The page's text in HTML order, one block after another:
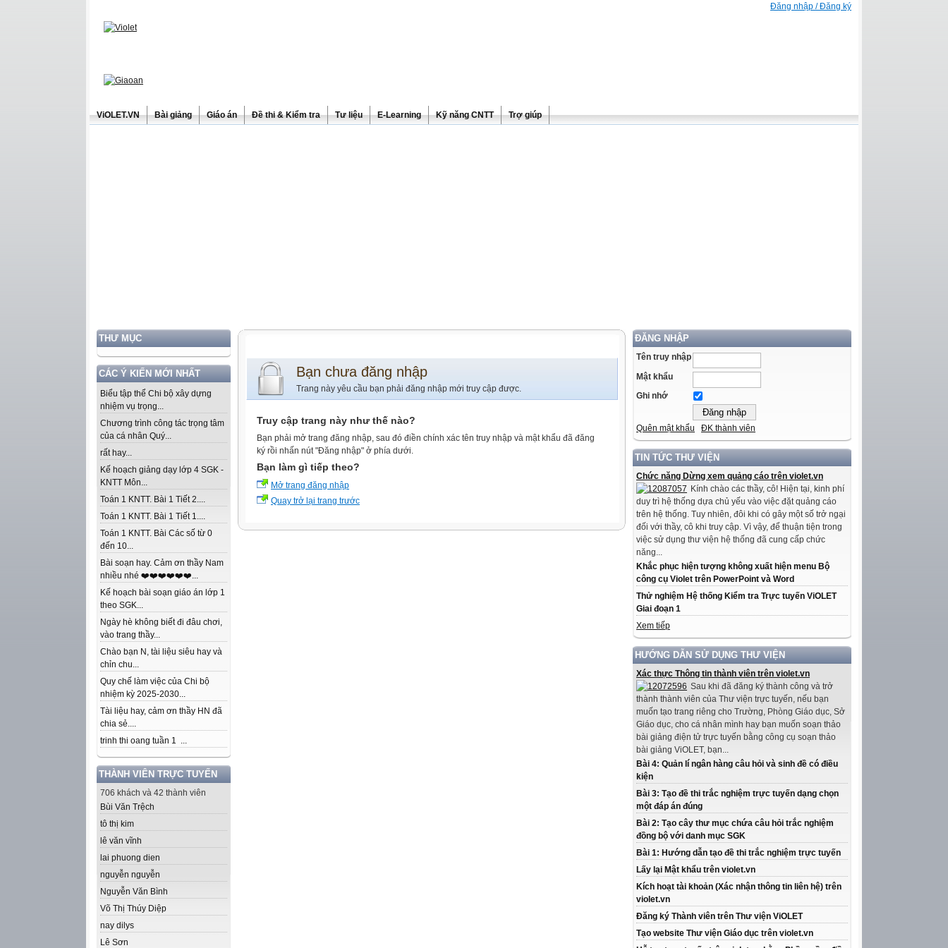
Đăng nhập / Đăng ký
ViOLET.VN Bài giảng Giáo án Đề thi & Kiểm tra Tư liệu E-Learning Kỹ năng CNTT Trợ giúp
THƯ MỤC
CÁC Ý KIẾN MỚI NHẤT
Biểu tập thể Chi bộ xây dựng
nhiệm vụ trọng...
Chương trình công tác trọng tâm
của cá nhân Quý...
rất hay...
Kế hoạch giảng dạy lớp 4 SGK -
KNTT Môn...
Toán 1 KNTT. Bài 1 Tiết 2....
Toán 1 KNTT. Bài 1 Tiết 1....
Toán 1 KNTT. Bài Các số từ 0
đến 10...
Bài soạn hay. Cảm ơn thầy Nam
nhiều nhé ❤️❤️❤️❤️❤️❤️...
Kế hoạch bài soạn giáo án lớp 1
theo SGK...
Ngày hè không biết đi đâu chơi,
vào trang thầy...
Chào bạn N, tài liệu siêu hay và
chỉn chu...
Quy chế làm việc của Chi bộ
nhiệm kỳ 2025-2030...
Tài liệu hay, cảm ơn thầy HN đã
chia sẻ....
trinh thi oang tuần 1 ...
THÀNH VIÊN TRỰC TUYẾN
706 khách và 42 thành viên
Bùi Văn Trệch
tô thị kim
lê văn vĩnh
lai phuong dien
nguyễn nguyễn
Nguyễn Văn Bình
Võ Thị Thúy Diệp
nay dilys
Lê Sơn
ĐĂNG NHẬP
Tên truy nhập
Mật khẩu
Ghi nhớ
Quên mật khẩu ĐK thành viên
TIN TỨC THƯ VIỆN
Chức năng Dừng xem quảng cáo trên violet.vn
Kính chào các thầy, cô! Hiện tại, kinh phí
duy trì hệ thống dựa chủ yếu vào việc đặt quảng cáo
trên hệ thống. Tuy nhiên, đôi khi có gây một số trở ngại
đối với thầy, cô khi truy cập. Vì vậy, để thuận tiện trong
việc sử dụng thư viện hệ thống đã cung cấp chức
năng...
Khắc phục hiện tượng không xuất hiện menu Bộ
công cụ Violet trên PowerPoint và Word
Thử nghiệm Hệ thống Kiểm tra Trực tuyến ViOLET
Giai đoạn 1
Xem tiếp
HƯỚNG DẪN SỬ DỤNG THƯ VIỆN
Xác thực Thông tin thành viên trên violet.vn
Sau khi đã đăng ký thành công và trở
thành thành viên của Thư viện trực tuyến, nếu bạn
muốn tạo trang riêng cho Trường, Phòng Giáo dục, Sở
Giáo dục, cho cá nhân mình hay bạn muốn soạn thảo
bài giảng điện tử trực tuyến bằng công cụ soạn thảo
bài giảng ViOLET, bạn...
Bài 4: Quản lí ngân hàng câu hỏi và sinh đề có điều
kiện
Bài 3: Tạo đề thi trắc nghiệm trực tuyến dạng chọn
một đáp án đúng
Bài 2: Tạo cây thư mục chứa câu hỏi trắc nghiệm
đồng bộ với danh mục SGK
Bài 1: Hướng dẫn tạo đề thi trắc nghiệm trực tuyến
Lấy lại Mật khẩu trên violet.vn
Kích hoạt tài khoản (Xác nhận thông tin liên hệ) trên
violet.vn
Đăng ký Thành viên trên Thư viện ViOLET
Tạo website Thư viện Giáo dục trên violet.vn
Bạn chưa đăng nhập
Trang này yêu cầu bạn phải đăng nhập mới truy cập được.
Truy cập trang này như thế nào?
Bạn phải mở trang đăng nhập, sau đó điền chính xác tên truy nhập và mật khẩu đã đăng
ký rồi nhấn nút "Đăng nhập" ở phía dưới.
Bạn làm gì tiếp theo?
Mở trang đăng nhập
Quay trở lại trang trước